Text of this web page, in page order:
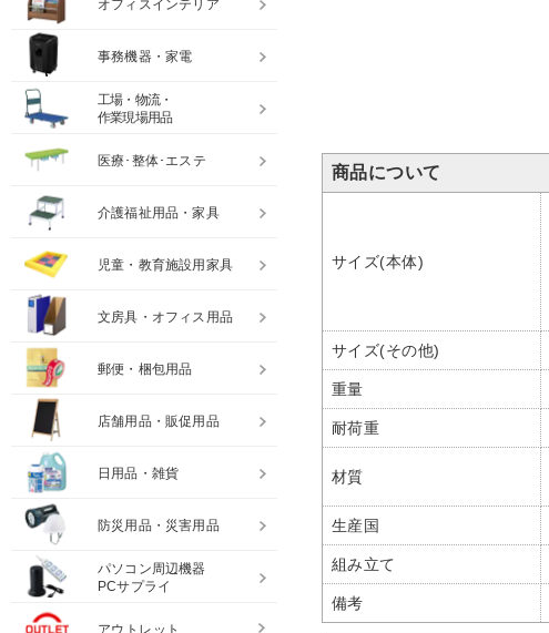
商品について
サイズ(本体)
サイズ(その他)
重量
耐荷重
材質
生産国
組み立て
備考
オフィスインテリア
事務機器・家電
工場・物流・
作業現場用品
医療･整体･エステ
介護福祉用品・家具
児童・教育施設用家具
文房具・オフィス用品
郵便・梱包用品
店舗用品・販促用品
日用品・雑貨
防災用品・災害用品
パソコン周辺機器
PCサプライ